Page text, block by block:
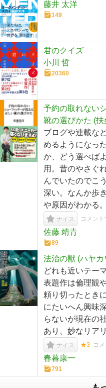
藤井 太洋
149
君のクイズ
小川 哲
20360
予約の取れない
靴の選びかた (
ブログや連載な
めるようになっ
か、どう選べば
用。昔のやさぐ
んでいたのでこ
深い。なんか歩
や原因がわかる。
ナイス コメン
佐藤 靖青
89
法治の獣 (ハヤ
どれも近いテー
表題作は倫理観
頼り切ったとき
にたいへん興味
らないが現在の
あり、妙なリア
ナイス ★3 コ
春暮康一
791